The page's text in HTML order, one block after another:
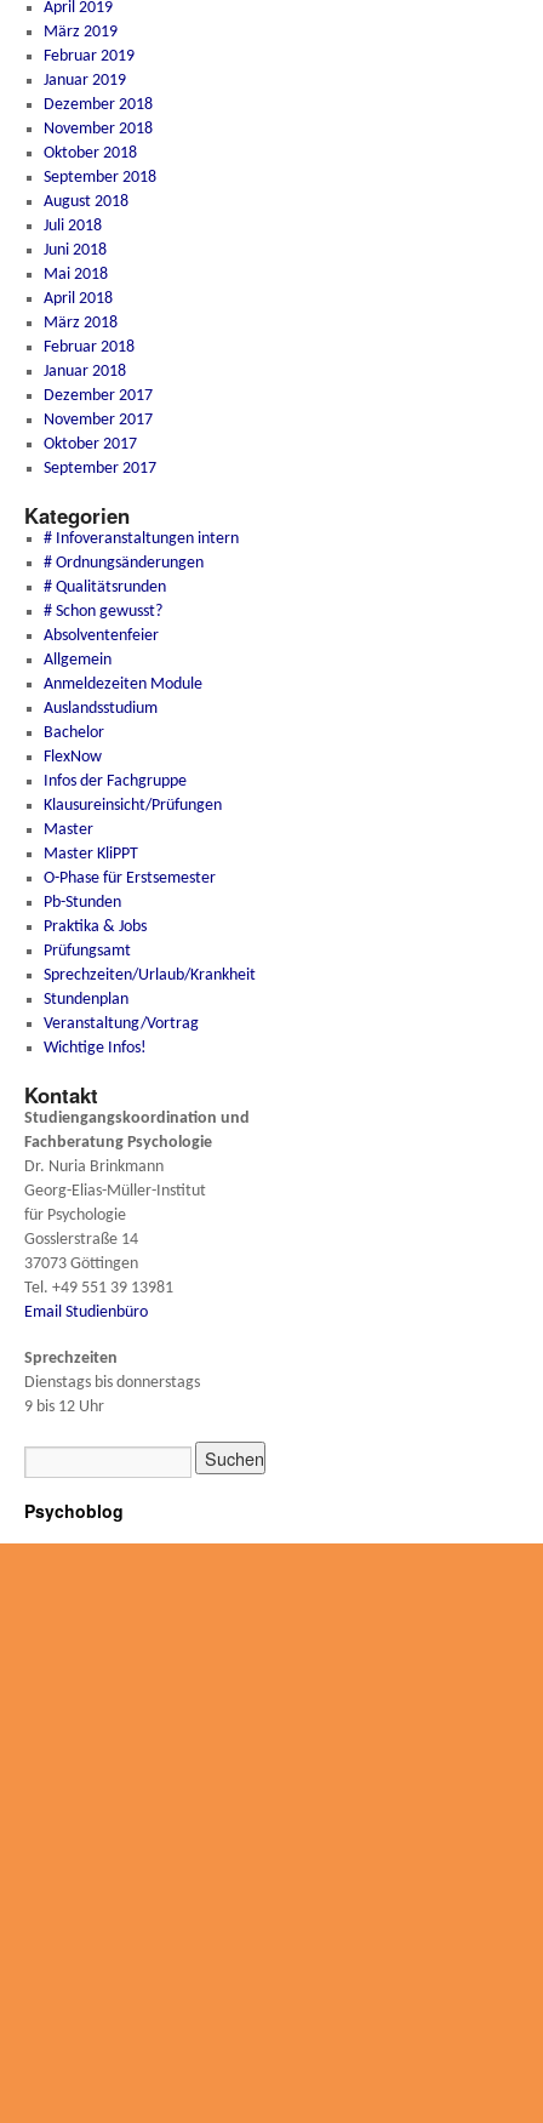
April 2019
März 2019
Februar 2019
Januar 2019
Dezember 2018
November 2018
Oktober 2018
September 2018
August 2018
Juli 2018
Juni 2018
Mai 2018
April 2018
März 2018
Februar 2018
Januar 2018
Dezember 2017
November 2017
Oktober 2017
September 2017
Kategorien
# Infoveranstaltungen intern
# Ordnungsänderungen
# Qualitätsrunden
# Schon gewusst?
Absolventenfeier
Allgemein
Anmeldezeiten Module
Auslandsstudium
Bachelor
FlexNow
Infos der Fachgruppe
Klausureinsicht/Prüfungen
Master
Master KliPPT
O-Phase für Erstsemester
Pb-Stunden
Praktika & Jobs
Prüfungsamt
Sprechzeiten/Urlaub/Krankheit
Stundenplan
Veranstaltung/Vortrag
Wichtige Infos!
Kontakt
Studiengangskoordination und
Fachberatung Psychologie
Dr. Nuria Brinkmann
Georg-Elias-Müller-Institut
für Psychologie
Gosslerstraße 14
37073 Göttingen
Tel. +49 551 39 13981
Email Studienbüro
Sprechzeiten
Dienstags bis donnerstags
9 bis 12 Uhr
Psychoblog